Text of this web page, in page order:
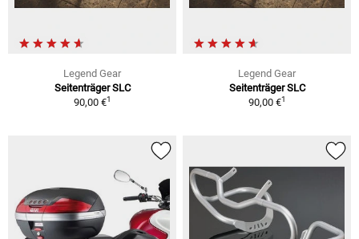
Legend Gear
Seitenträger SLC
90,00 €1
Legend Gear
Seitenträger SLC
90,00 €1